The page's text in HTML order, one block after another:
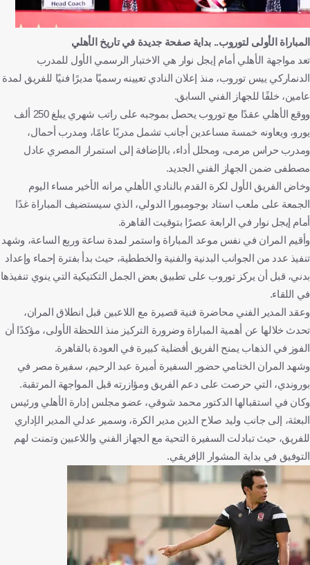
المباراة الأولى لتوروب.. بداية صفحة جديدة في تاريخ الأهلي
تعد مواجهة الأهلي أمام إيجل نوار هي الاختبار الرسمي الأول للمدرب
الدنماركي ييس توروب، منذ إعلان النادي تعيينه رسميًا مديرًا فنيًا للفريق لمدة
عامين، خلفًا للجهاز الفني السابق.
ووقع الأهلي عقدًا مع توروب يحصل بموجبه على راتب شهري يبلغ 250 ألف
يورو، ويعاونه خمسة مساعدين أجانب تشمل مدربًا عامًا، ومدرب أحمال،
ومدرب حراس مرمى، ومحلل أداء، بالإضافة إلى استمرار المصري عادل
مصطفى ضمن الجهاز الفني الجديد.
وخاض الفريق الأول لكرة القدم بالنادي الأهلي مرانه الأخير مساء اليوم
الجمعة على ملعب استاد بوجومبورا الدولي، الذي سيستضيف المباراة غدًا
أمام إيجل نوار في الرابعة عصرًا بتوقيت القاهرة.
وأقيم المران في نفس موعد المباراة واستمر لمدة ساعة وربع الساعة، وشهد
تنفيذ عدد من الجوانب البدنية والفنية والخططية، حيث بدأ بفترة إحماء وإعداد
بدني، قبل أن يركز توروب على تطبيق بعض الجمل التكتيكية التي ينوي تنفيذها
في اللقاء.
وعقد المدير الفني محاضرة فنية قصيرة مع اللاعبين قبل انطلاق المران،
تحدث خلالها عن أهمية المباراة وضرورة التركيز منذ اللحظة الأولى، مؤكدًا أن
الفوز في الذهاب يمنح الفريق أفضلية كبيرة في العودة بالقاهرة.
وشهد المران الختامي حضور السفيرة أميرة عبد الرحيم، سفيرة مصر في
بوروندي، التي حرصت على دعم الفريق ومؤازرته قبل المواجهة المرتقبة.
وكان في استقبالها الدكتور محمد شوقي، عضو مجلس إدارة الأهلي ورئيس
البعثة، إلى جانب وليد صلاح الدين مدير الكرة، وسمير عدلي المدير الإداري
للفريق، حيث تبادلت السفيرة التحية مع الجهاز الفني واللاعبين وتمنت لهم
التوفيق في بداية المشوار الإفريقي.